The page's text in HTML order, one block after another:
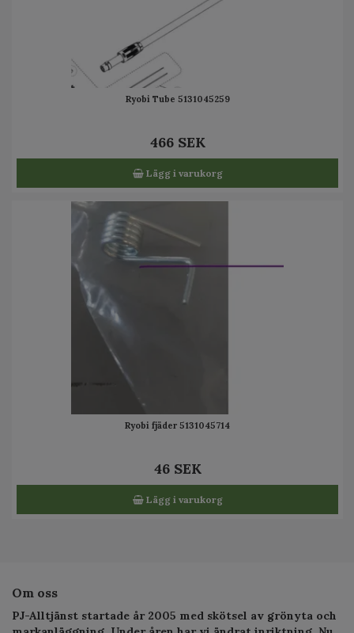
Ryobi Tube 5131045259
466 SEK
Lägg i varukorg
Ryobi fjäder 5131045714
46 SEK
Lägg i varukorg
Om oss
PJ-Alltjänst startade år 2005 med skötsel av grönyta och